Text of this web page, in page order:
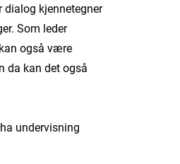
dialog kjennetegner
Som leder
også være
da kan det også
undervisning